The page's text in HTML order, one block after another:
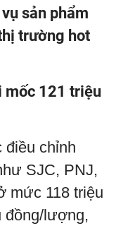
sản phẩm
trường hot
mốc 121 triệu
điều chỉnh
SJC, PNJ,
mức 118 triệu
đồng/lượng,